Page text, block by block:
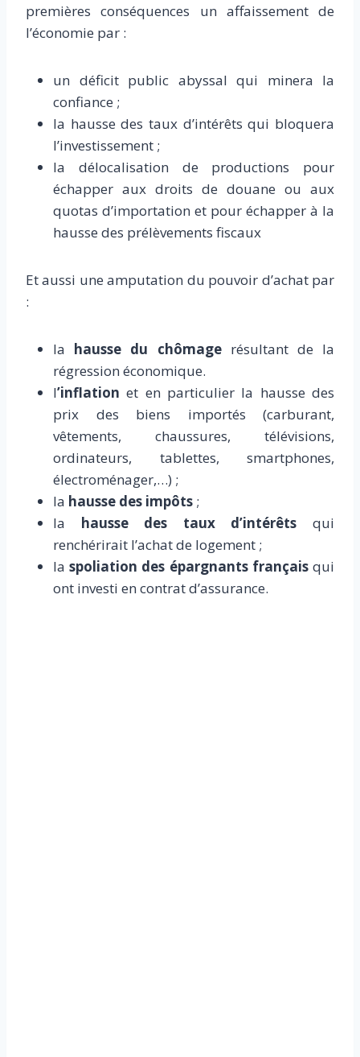
premières conséquences un affaissement de
l’économie par :
un déficit public abyssal qui minera la
confiance ;
la hausse des taux d’intérêts qui bloquera
l’investissement ;
la délocalisation de productions pour
échapper aux droits de douane ou aux
quotas d’importation et pour échapper à la
hausse des prélèvements fiscaux
Et aussi une amputation du pouvoir d’achat par
:
la hausse du chômagerésultant de la
régression économique.
l’inflation et en particulier la hausse des
prix des biens importés (carburant,
vêtements, chaussures, télévisions,
ordinateurs, tablettes, smartphones,
électroménager,…) ;
la hausse des impôts ;
la hausse des taux d’intérêts qui
renchérirait l’achat de logement ;
laspoliation des épargnants françaisqui
ont investi en contrat d’assurance.